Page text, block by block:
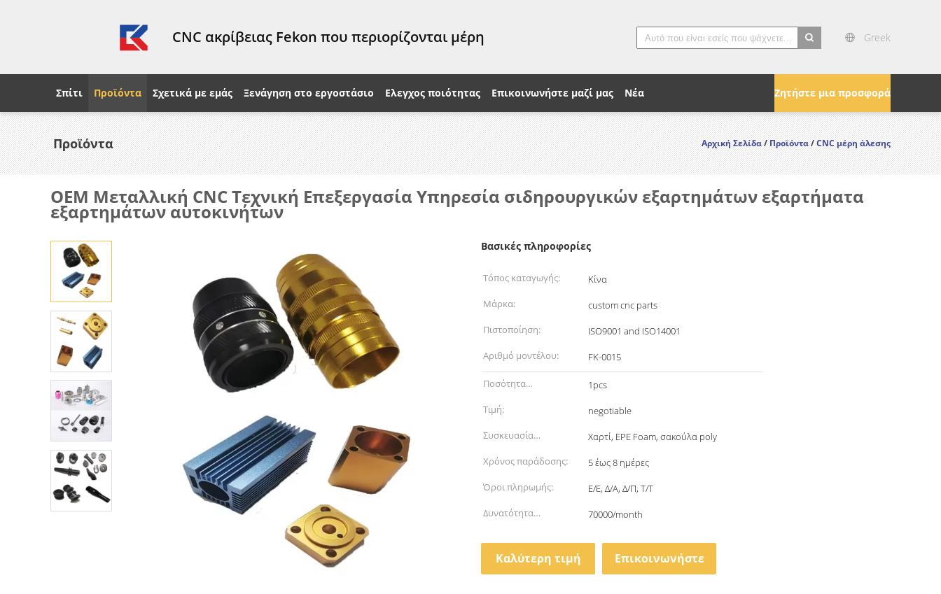
CNC ακρίβειας Fekon που περιορίζονται μέρη Greek
Ζητήστε μια προσφορά
Σπίτι Προϊόντα Σχετικά με εμάς Ξενάγηση στο εργοστάσιο Ελεγχος ποιότητας Επικοινωνήστε μαζί μας Νέα
Προϊόντα Αρχική Σελίδα/Προϊόντα/CNC μέρη άλεσης
OEM Μεταλλική CNC Τεχνική Επεξεργασία Υπηρεσία σιδηρουργικών εξαρτημάτων εξαρτήματα
εξαρτημάτων αυτοκινήτων
Βασικές πληροφορίες
Τόπος καταγωγής:
Κίνα
Μάρκα:
custom cnc parts
Πιστοποίηση:
ISO9001 and ISO14001
Αριθμό μοντέλου:
FK-0015
Ποσότητα
παραγγελίας min:
1pcs
Τιμή:
negotiable
Συσκευασία
λεπτομέρειες:
Χαρτί, EPE Foam, σακούλα poly
Χρόνος παράδοσης:
5 έως 8 ημέρες
Όροι πληρωμής:
Ε/Ε, Δ/Α, Δ/Π, Τ/Τ
Δυνατότητα
70000/month
Καλύτερη τιμή Επικοινωνήστε